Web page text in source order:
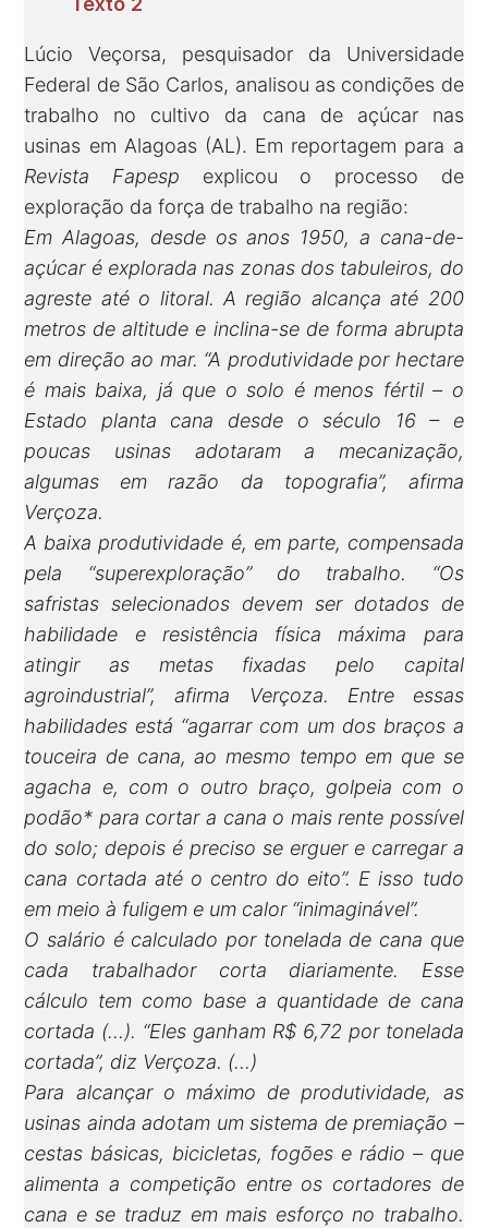
Lúcio Veçorsa, pesquisador da Universidade
Federal de São Carlos, analisou as condições de
trabalho no cultivo da cana de açúcar nas
usinas em Alagoas (AL). Em reportagem para a
Revista Fapesp explicou o processo de
exploração da força de trabalho na região:
Em Alagoas, desde os anos 1950, a cana-de-
açúcar é explorada nas zonas dos tabuleiros, do
agreste até o litoral. A região alcança até 200
metros de altitude e inclina-se de forma abrupta
em direção ao mar. “A produtividade por hectare
é mais baixa, já que o solo é menos fértil – o
Estado planta cana desde o século 16 – e
poucas usinas adotaram a mecanização,
algumas em razão da topografia”, afirma
Verçoza.
A baixa produtividade é, em parte, compensada
pela “superexploração” do trabalho. “Os
safristas selecionados devem ser dotados de
habilidade e resistência física máxima para
atingir as metas fixadas pelo capital
agroindustrial”, afirma Verçoza. Entre essas
habilidades está “agarrar com um dos braços a
touceira de cana, ao mesmo tempo em que se
agacha e, com o outro braço, golpeia com o
podão* para cortar a cana o mais rente possível
do solo; depois é preciso se erguer e carregar a
cana cortada até o centro do eito”. E isso tudo
em meio à fuligem e um calor “inimaginável”.
O salário é calculado por tonelada de cana que
cada trabalhador corta diariamente. Esse
cálculo tem como base a quantidade de cana
cortada (…). “Eles ganham R$ 6,72 por tonelada
cortada”, diz Verçoza. (…)
Para alcançar o máximo de produtividade, as
usinas ainda adotam um sistema de premiação –
cestas básicas, bicicletas, fogões e rádio – que
alimenta a competição entre os cortadores de
cana e se traduz em mais esforço no trabalho.